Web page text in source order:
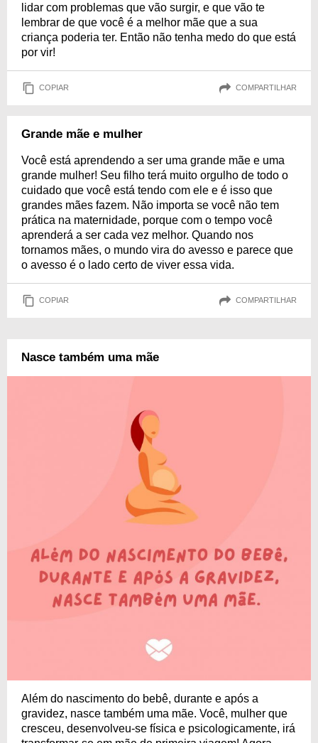
lidar com problemas que vão surgir, e que vão te
lembrar de que você é a melhor mãe que a sua
criança poderia ter. Então não tenha medo do que está
por vir!
COPIAR COMPARTILHAR
Grande mãe e mulher
Você está aprendendo a ser uma grande mãe e uma
grande mulher! Seu filho terá muito orgulho de todo o
cuidado que você está tendo com ele e é isso que
grandes mães fazem. Não importa se você não tem
prática na maternidade, porque com o tempo você
aprenderá a ser cada vez melhor. Quando nos
tornamos mães, o mundo vira do avesso e parece que
o avesso é o lado certo de viver essa vida.
COPIAR COMPARTILHAR
Nasce também uma mãe
Além do nascimento do bebê, durante e após a
gravidez, nasce também uma mãe. Você, mulher que
cresceu, desenvolveu-se física e psicologicamente, irá